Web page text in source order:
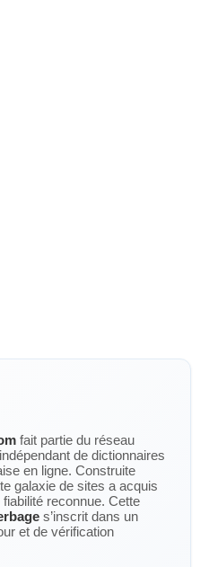
fait partie du réseau
de dictionnaires
en ligne. Construite
galaxie de sites a acquis
reconnue. Cette
s’inscrit dans un
et de vérification